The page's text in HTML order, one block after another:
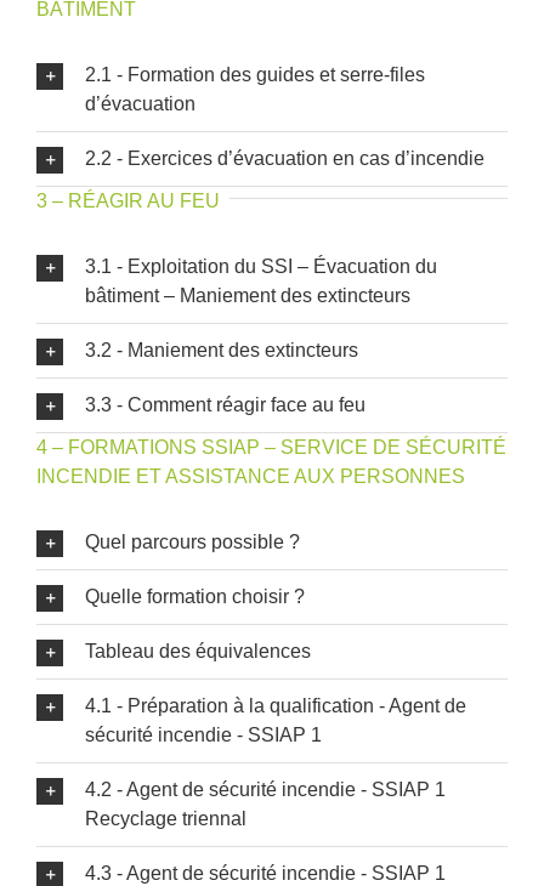
BÂTIMENT
2.1 - Formation des guides et serre-files
d’évacuation
2.2 - Exercices d’évacuation en cas d’incendie
3 – RÉAGIR AU FEU
3.1 - Exploitation du SSI – Évacuation du
bâtiment – Maniement des extincteurs
3.2 - Maniement des extincteurs
3.3 - Comment réagir face au feu
4 – FORMATIONS SSIAP – SERVICE DE SÉCURITÉ
INCENDIE ET ASSISTANCE AUX PERSONNES
Quel parcours possible ?
Quelle formation choisir ?
Tableau des équivalences
4.1 - Préparation à la qualification - Agent de
sécurité incendie - SSIAP 1
4.2 - Agent de sécurité incendie - SSIAP 1
Recyclage triennal
4.3 - Agent de sécurité incendie - SSIAP 1